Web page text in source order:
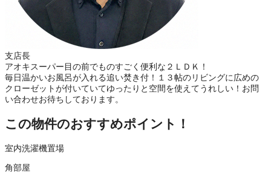
支店長
アオキスーパー目の前でものすごく便利な２ＬＤＫ！
毎日温かいお風呂が入れる追い焚き付！１３帖のリビングに広めの
クローゼットが付いていてゆったりと空間を使えてうれしい！お問
い合わせお待ちしております。
この物件のおすすめポイント！
室内洗濯機置場
角部屋